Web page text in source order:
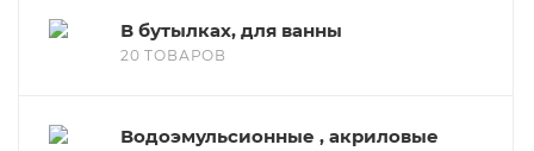
В бутылках, для ванны
20 ТОВАРОВ
Водоэмульсионные , акриловые